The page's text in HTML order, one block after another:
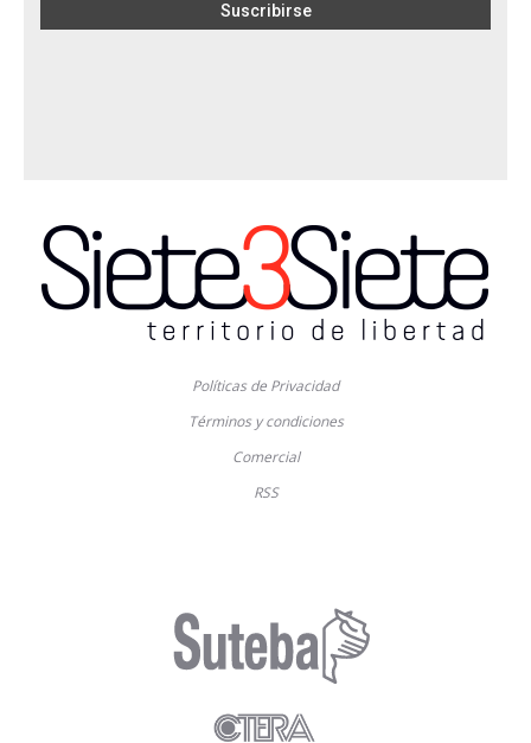
Políticas de Privacidad
Términos y condiciones
Comercial
RSS